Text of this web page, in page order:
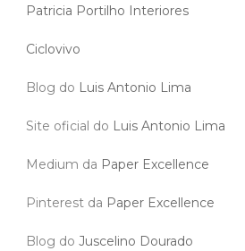
Patricia Portilho Interiores
Ciclovivo
Blog do Luis Antonio Lima
Site oficial do Luis Antonio Lima
Medium da Paper Excellence
Pinterest da Paper Excellence
Blog doJuscelino Dourado